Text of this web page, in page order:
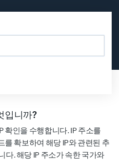
입니까?
확인을 수행합니다. IP 주소를
를 확보하여 해당 IP와 관련된 추
다. 해당 IP 주소가 속한 국가와